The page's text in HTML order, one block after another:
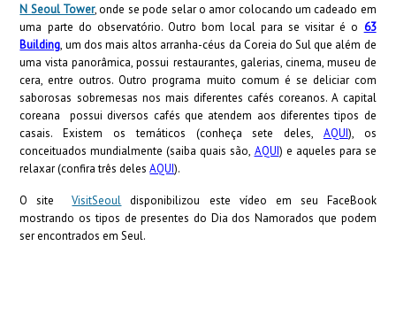
N Seoul Tower, onde se pode selar o amor colocando um cadeado em
uma parte do observatório. Outro bom local para se visitar é o 63
Building, um dos mais altos arranha-céus da Coreia do Sul que além de
uma vista panorâmica, possui restaurantes, galerias, cinema, museu de
cera, entre outros. Outro programa muito comum é se deliciar com
saborosas sobremesas nos mais diferentes cafés coreanos. A capital
coreana possui diversos cafés que atendem aos diferentes tipos de
casais. Existem os temáticos (conheça sete deles, AQUI), os
conceituados mundialmente (saiba quais são, AQUI) e aqueles para se
relaxar (confira três delesAQUI).
O siteVisitSeoul disponibilizou este vídeo em seu FaceBook
mostrando os tipos de presentes do Dia dos Namorados que podem
ser encontrados em Seul.